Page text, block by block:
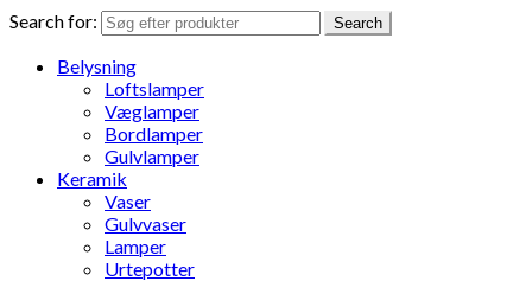
Search for: Search
Belysning
Loftslamper
Væglamper
Bordlamper
Gulvlamper
Keramik
Vaser
Gulvvaser
Lamper
Urtepotter